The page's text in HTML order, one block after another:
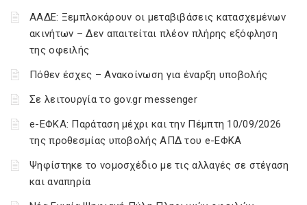
ΑΑΔΕ: Ξεμπλοκάρουν οι μεταβιβάσεις κατασχεμένων
ακινήτων – Δεν απαιτείται πλέον πλήρης εξόφληση
της οφειλής
Πόθεν έσχες – Ανακοίνωση για έναρξη υποβολής
Σε λειτουργία το gov.gr messenger
e-ΕΦΚΑ: Παράταση μέχρι και την Πέμπτη 10/09/2026
της προθεσμίας υποβολής ΑΠΔ του e-ΕΦΚΑ
Ψηφίστηκε το νομοσχέδιο με τις αλλαγές σε στέγαση
και αναπηρία